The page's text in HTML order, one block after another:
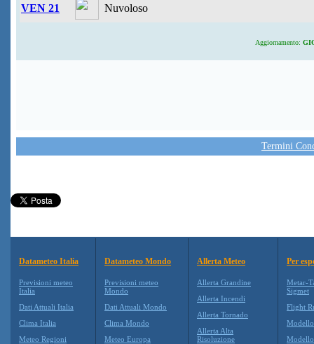
VEN 21 Nuvoloso
Aggiornamento:
Termini
Datameteo Italia
Previsioni meteo
Italia
Dati Attuali Italia
Clima Italia
Meteo Regioni
Datameteo Mondo
Previsioni meteo
Mondo
Dati Attuali Mondo
Clima Mondo
Meteo Europa
Allerta Meteo
Allerta Grandine
Allerta Incendi
Allerta Tornado
Allerta Alta
Risoluzione
Per
Metar-
Sigmet
Flight